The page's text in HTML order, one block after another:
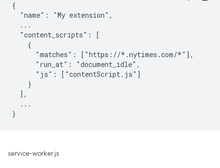
{
  "name": "My extension",
  ...
  "content_scripts": [
    {
      "matches": ["https://*.nytimes.com/*"],
      "run_at": "document_idle",
      "js": ["contentScript.js"]
    }
  ],
  ...
service-worker.js